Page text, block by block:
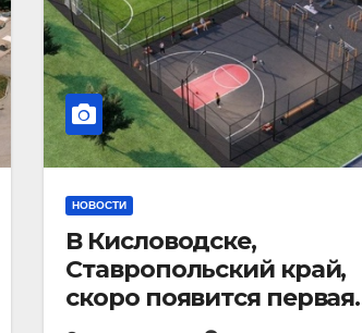
НОВОСТИ
В Кисловодске,
Ставропольский край,
скоро появится первая
«умная площадка».